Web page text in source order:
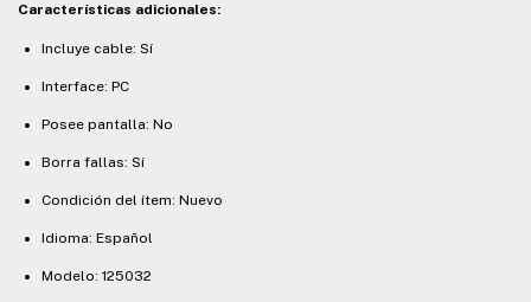
Características adicionales:
Incluye cable: Sí
Interface: PC
Posee pantalla: No
Borra fallas: Sí
Condición del ítem: Nuevo
Idioma: Español
Modelo: 125032